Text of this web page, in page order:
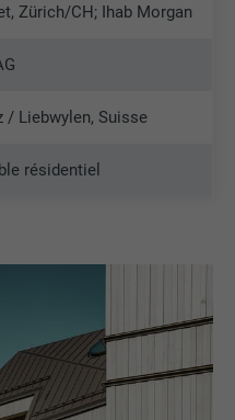
Zürich/CH; Ihab Morgan
/ Liebwylen, Suisse
résidentiel